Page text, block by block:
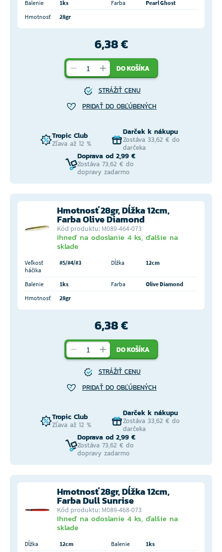
Balenie 1ks Farba
Pearl Ghost
Hmotnosť
28gr
6,38 €
DO KOŠÍKA
STRÁŽIŤ CENU
PRIDAŤ DO OBĽÚBENÝCH
Tropic Club
Zľava až 12 %
Darček k nákupu
Zostáva 33,62 € do
darčeka
Doprava od 2,99 €
Zostáva 73,62 € do
dopravy zadarmo
Hmotnosť 28gr, Dĺžka 12cm,
Farba Olive Diamond
Kód produktu: M089-464-073
Ihneď na odoslanie 4 ks, ďalšie na
sklade
Veľkosť
háčika
#5/#4/#3 Dĺžka 12cm
Balenie 1ks Farba
Olive Diamond
Hmotnosť
28gr
6,38 €
DO KOŠÍKA
STRÁŽIŤ CENU
PRIDAŤ DO OBĽÚBENÝCH
Tropic Club
Zľava až 12 %
Darček k nákupu
Zostáva 33,62 € do
darčeka
Doprava od 2,99 €
Zostáva 73,62 € do
dopravy zadarmo
Hmotnosť 28gr, Dĺžka 12cm,
Farba Dull Sunrise
Kód produktu: M089-468-073
Ihneď na odoslanie 4 ks, ďalšie na
sklade
Dĺžka 12cm Balenie
1ks